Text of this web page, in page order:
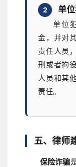
2 单
单位
金，并对
责任人员
刑或者拘
人员和其
责任。
五、律师
保险诈骗